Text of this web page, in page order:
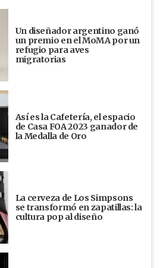
Un diseñador argentino ganó
un premio en el MoMA por un
refugio para aves
migratorias
Así es la Cafetería, el espacio
de Casa FOA 2023 ganador de
la Medalla de Oro
La cerveza de Los Simpsons
se transformó en zapatillas: la
cultura pop al diseño